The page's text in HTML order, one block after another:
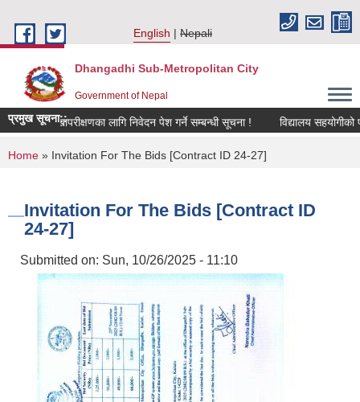
English
Nepali
Dhangadhi Sub-Metropolitan City
Government of Nepal
प्रमुख सूचना::
अन्तिम लेखापरीक्षणका लागि निवेदन पेश गर्ने सम्बन्धी सूचना ! विद्यालय सहयोगीको
You are here
Home » Invitation For The Bids [Contract ID 24-27]
Invitation For The Bids [Contract ID
24-27]
Submitted on: Sun, 10/26/2025 - 11:10